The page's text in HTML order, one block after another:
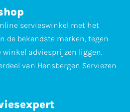
servieswinkel met het
de bekendste merken, tegen
winkel adviesprijzen liggen.
van Hensbergen Serviezen